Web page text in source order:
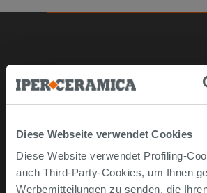
Diese Webseite verwendet Cookies
Diese Website verwendet Profiling-
auch Third-Party-Cookies, um Ihnen
Werbemitteilungen zu senden, die
Online
Musterstücke
Lieferzeiten und -
Problemlose